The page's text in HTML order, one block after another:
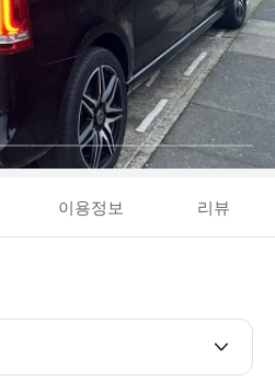
이용정보 리뷰